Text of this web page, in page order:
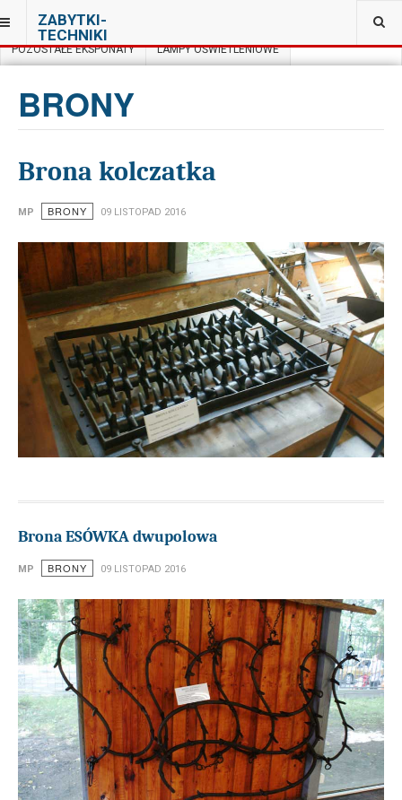
ZABYTKI-
TECHNIKI
JESTEŚ TUTAJ: MUZEUM ROLNICTWA IM. KS. KLUKA CIECHANOWCU
POZOSTAŁE EKSPONATY LAMPY OŚWIETLENIOWE
BRONY
Brona kolczatka
MP BRONY 09 LISTOPAD 2016
Brona ESÓWKA dwupolowa
MP BRONY 09 LISTOPAD 2016